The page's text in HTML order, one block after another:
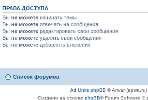
ПРАВА ДОСТУПА
Вы не можете начинать темы
Вы не можете отвечать на сообщения
Вы не можете редактировать свои сообщения
Вы не можете удалять свои сообщения
Вы не можете добавлять вложения
Список форумов
Ad Units phpBB © Anvar (apwa.ru)
Создано на основе phpBB® Forum Software ©